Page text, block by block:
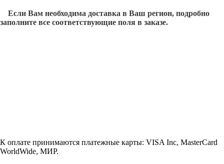
Если Вам необходима доставка в Ваш регион, подробно
заполните все соответствующие поля в заказе.
К оплате принимаются платежные карты: VISA Inc, MasterCard
WorldWide, МИР.